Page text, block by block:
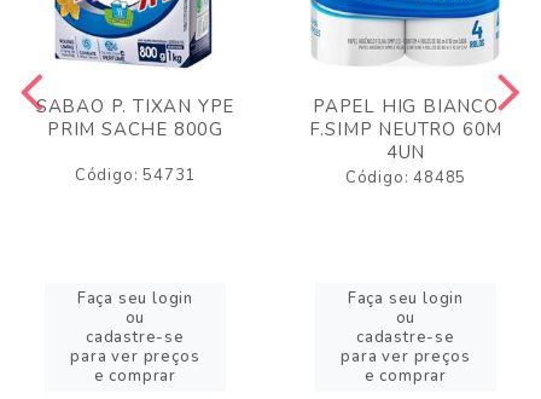
SABAO P. TIXAN YPE
PRIM SACHE 800G
Código: 54731
Faça seu login
ou
cadastre-se
para ver preços
e comprar
PAPEL HIG BIANCO
F.SIMP NEUTRO 60M
4UN
Código: 48485
Faça seu login
ou
cadastre-se
para ver preços
e comprar